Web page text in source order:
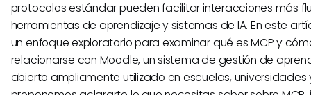
protocolos estándar pueden facilitar interacciones más
herramientas de aprendizaje y sistemas de IA. En este
un enfoque exploratorio para examinar qué es MCP y
relacionarse con Moodle, un sistema de gestión de
abierto ampliamente utilizado en escuelas, universidades